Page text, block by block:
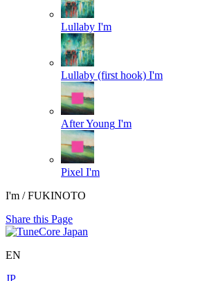
Lullaby I'm
Lullaby (first hook) I'm
After Young I'm
Pixel I'm
I'm / FUKINOTO
Share this Page
EN
JP